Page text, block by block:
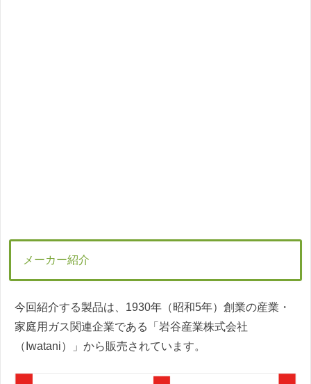
メーカー紹介
今回紹介する製品は、1930年（昭和5年）創業の産業・
家庭用ガス関連企業である「岩谷産業株式会社
（Iwatani）」から販売されています。